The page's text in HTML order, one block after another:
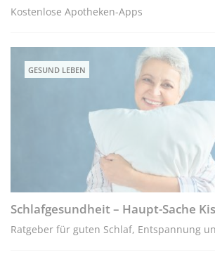
Kostenlose Apotheken-Apps
GESUND LEBEN
Schlafgesundheit – Haupt-Sache
Ratgeber für guten Schlaf, Entspannung